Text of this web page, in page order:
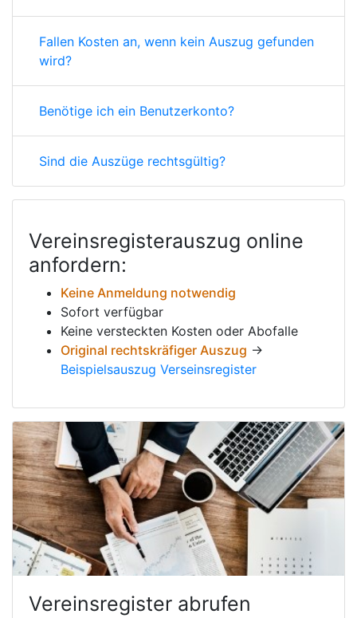
Fallen Kosten an, wenn kein Auszug gefunden
wird?
Benötige ich ein Benutzerkonto?
Sind die Auszüge rechtsgültig?
Vereinsregisterauszug online
anfordern:
Keine Anmeldung notwendig
Sofort verfügbar
Keine versteckten Kosten oder Abofalle
Original rechtskräfiger Auszug →
Beispielsauszug Verseinsregister
Vereinsregister abrufen